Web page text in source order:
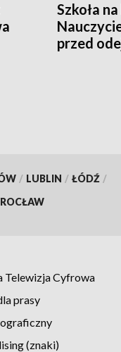
Szkoła
przed
/ LUBLIN / ŁÓDŹ /
Telewizja Cyfrowa
prasy
(znaki)